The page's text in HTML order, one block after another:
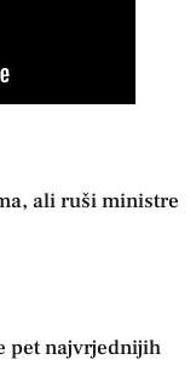
ali ruši ministre
pet najvrjednijih